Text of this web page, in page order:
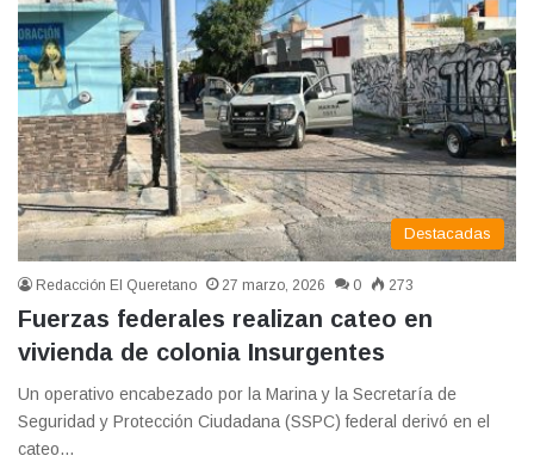
Destacadas
Redacción El Queretano 27 marzo, 2026 0 273
Fuerzas federales realizan cateo en
vivienda de colonia Insurgentes
Un operativo encabezado por la Marina y la Secretaría de
Seguridad y Protección Ciudadana (SSPC) federal derivó en el
cateo…